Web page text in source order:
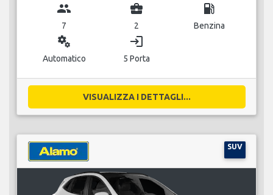
group
7
business_center
2
local_gas_station
Benzina
miscellaneous_services
Automatico
login
5 Porta
VISUALIZZA I DETTAGLI...
SUV